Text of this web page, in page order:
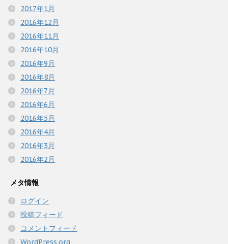
2017年1月
2016年12月
2016年11月
2016年10月
2016年9月
2016年8月
2016年7月
2016年6月
2016年5月
2016年4月
2016年3月
2016年2月
メタ情報
ログイン
投稿フィード
コメントフィード
WordPress.org